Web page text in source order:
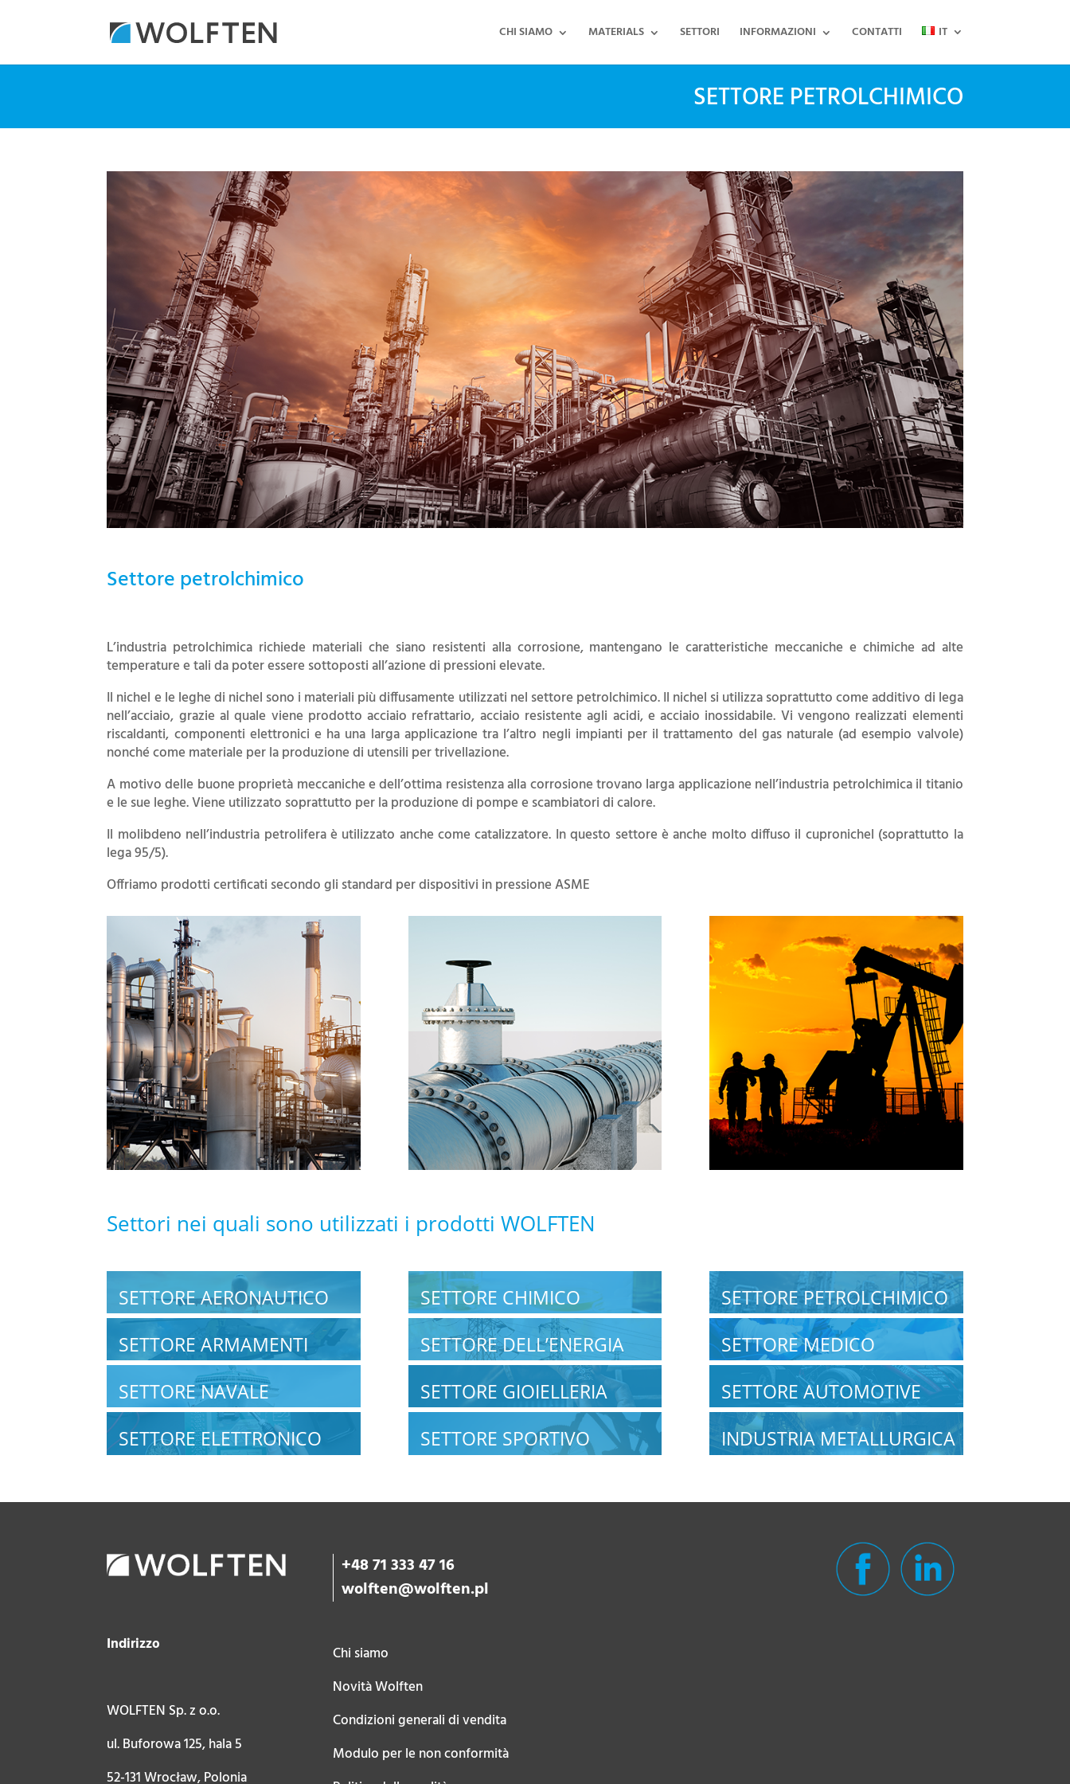
CHI SIAMO MATERIALS SETTORI INFORMAZIONI CONTATTI IT
SETTORE PETROLCHIMICO
Settore petrolchimico
L’industria petrolchimica richiede materiali che siano resistenti alla corrosione, mantengano le caratteristiche meccaniche e chimiche ad alte
temperature e tali da poter essere sottoposti all’azione di pressioni elevate.
Il nichel e le leghe di nichel sono i materiali più diffusamente utilizzati nel settore petrolchimico. Il nichel si utilizza soprattutto come additivo di lega
nell’acciaio, grazie al quale viene prodotto acciaio refrattario, acciaio resistente agli acidi, e acciaio inossidabile. Vi vengono realizzati elementi
riscaldanti, componenti elettronici e ha una larga applicazione tra l’altro negli impianti per il trattamento del gas naturale (ad esempio valvole)
nonché come materiale per la produzione di utensili per trivellazione.
A motivo delle buone proprietà meccaniche e dell’ottima resistenza alla corrosione trovano larga applicazione nell’industria petrolchimica il titanio
e le sue leghe. Viene utilizzato soprattutto per la produzione di pompe e scambiatori di calore.
Il molibdeno nell’industria petrolifera è utilizzato anche come catalizzatore. In questo settore è anche molto diffuso il cupronichel (soprattutto la
lega 95/5).
Offriamo prodotti certificati secondo gli standard per dispositivi in pressione ASME
Settori nei quali sono utilizzati i prodotti WOLFTEN
SETTORE AERONAUTICO
SETTORE ARMAMENTI
SETTORE NAVALE
SETTORE ELETTRONICO
SETTORE CHIMICO
SETTORE DELL’ENERGIA
SETTORE GIOIELLERIA
SETTORE SPORTIVO
SETTORE PETROLCHIMICO
SETTORE MEDICO
SETTORE AUTOMOTIVE
INDUSTRIA METALLURGICA
Indirizzo
WOLFTEN Sp. z o.o.
ul. Buforowa 125, hala 5
52-131 Wrocław, Polonia
+48 71 333 47 16
wolften@wolften.pl
Chi siamo
Novità Wolften
Condizioni generali di vendita
Modulo per le non conformità